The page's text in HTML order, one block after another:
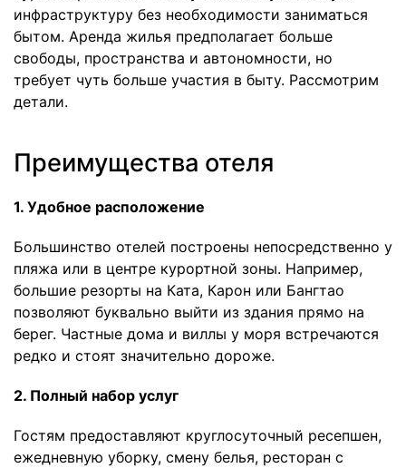
инфраструктуру без необходимости заниматься
бытом. Аренда жилья предполагает больше
свободы, пространства и автономности, но
требует чуть больше участия в быту. Рассмотрим
детали.
Преимущества отеля
1. Удобное расположение
Большинство отелей построены непосредственно у
пляжа или в центре курортной зоны. Например,
большие резорты на Ката, Карон или Бангтао
позволяют буквально выйти из здания прямо на
берег. Частные дома и виллы у моря встречаются
редко и стоят значительно дороже.
2. Полный набор услуг
Гостям предоставляют круглосуточный ресепшен,
ежедневную уборку, смену белья, ресторан с